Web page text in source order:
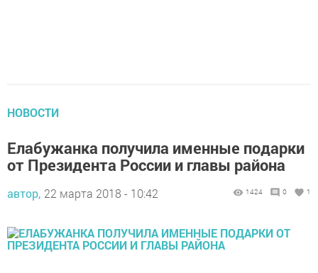
НОВОСТИ
Елабужанка получила именные подарки
от Президента России и главы района
автор, 22 марта 2018 - 10:42 1424 0 1